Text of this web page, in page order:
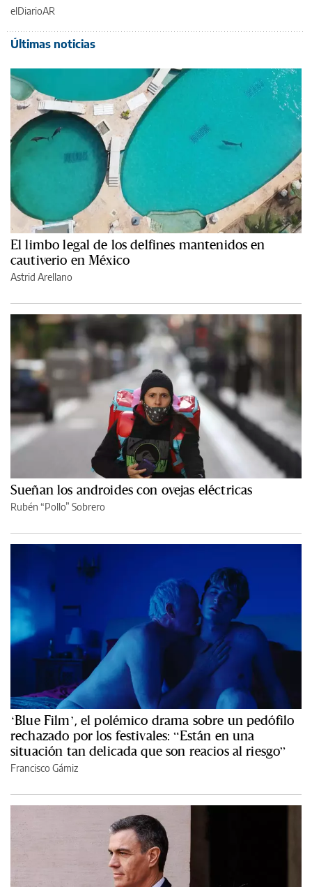
elDiarioAR
Últimas noticias
El limbo legal de los delfines mantenidos en
cautiverio en México
Astrid Arellano
Sueñan los androides con ovejas eléctricas
Rubén “Pollo” Sobrero
‘Blue Film’, el polémico drama sobre un pedófilo
rechazado por los festivales: “Están en una
situación tan delicada que son reacios al riesgo”
Francisco Gámiz